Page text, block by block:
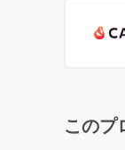
このプ